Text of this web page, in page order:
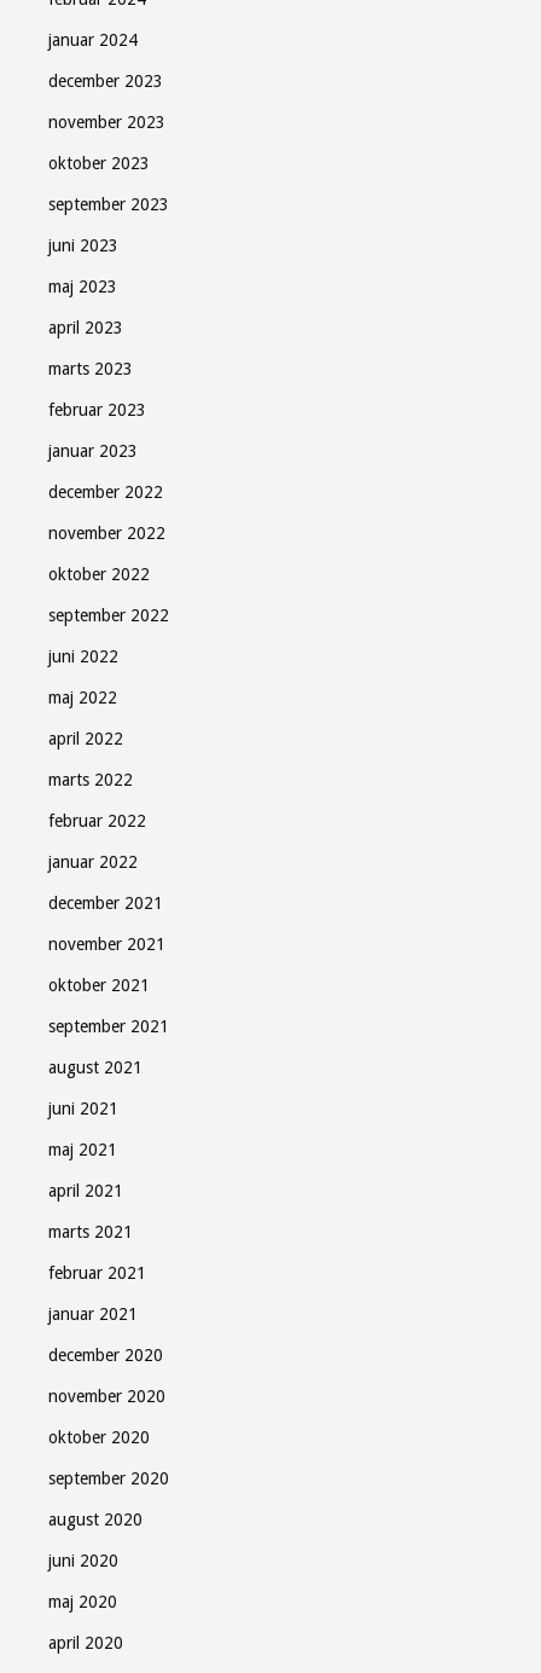
januar 2024
december 2023
november 2023
oktober 2023
september 2023
juni 2023
maj 2023
april 2023
marts 2023
februar 2023
januar 2023
december 2022
november 2022
oktober 2022
september 2022
juni 2022
maj 2022
april 2022
marts 2022
februar 2022
januar 2022
december 2021
november 2021
oktober 2021
september 2021
august 2021
juni 2021
maj 2021
april 2021
marts 2021
februar 2021
januar 2021
december 2020
november 2020
oktober 2020
september 2020
august 2020
juni 2020
maj 2020
april 2020